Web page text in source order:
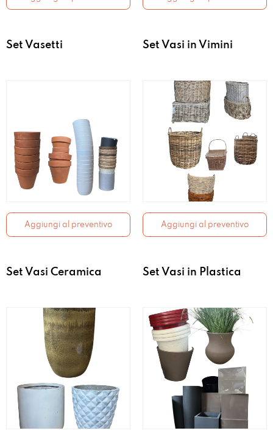
Set Vasetti
Aggiungi al preventivo
Set Vasi in Vimini
Aggiungi al preventivo
Set Vasi Ceramica Set Vasi in Plastica